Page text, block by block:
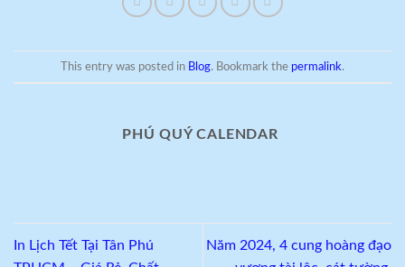
This entry was posted in Blog. Bookmark the permalink.
PHÚ QUÝ CALENDAR
In Lịch Tết Tại Tân Phú
Năm 2024, 4 cung hoàng đạo